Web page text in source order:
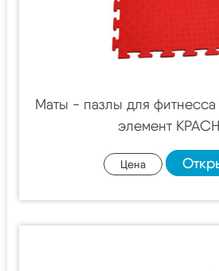
Маты - пазлы для фитнесса
элемент
Цена